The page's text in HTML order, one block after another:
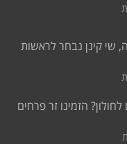
לאחר 30 שנה, שי קינן נבחר לראשות
הזמינו זר פרחים